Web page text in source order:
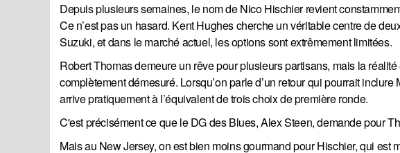
Depuis plusieurs semaines, le nom de Nico Hischier revient
Ce n’est pas un hasard. Kent Hughes cherche un véritable centre de
Suzuki, et dans le marché actuel, les options sont extrêmement limitées.
Robert Thomas demeure un rêve pour plusieurs partisans, mais la
complètement démesuré. Lorsqu’on parle d’un retour qui pourrait
arrive pratiquement à l’équivalent de trois choix de première ronde.
C'est précisément ce que le DG des Blues, Alex Steen, demande pour
Mais au New Jersey, on est bien moins gourmand pour Hischier, qui